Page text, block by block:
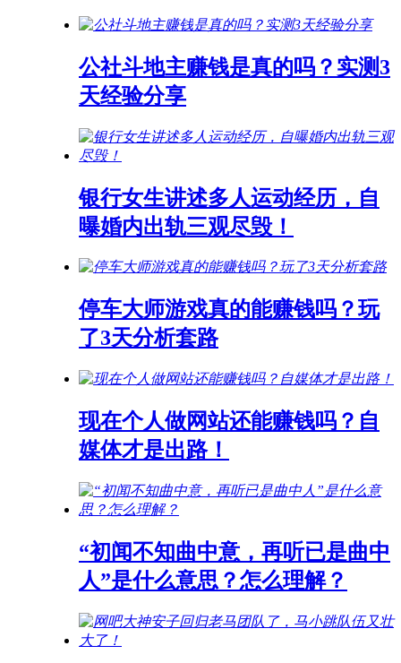
公社斗地主赚钱是真的吗？实测3
天经验分享
银行女生讲述多人运动经历，自
曝婚内出轨三观尽毁！
停车大师游戏真的能赚钱吗？玩
了3天分析套路
现在个人做网站还能赚钱吗？自
媒体才是出路！
“初闻不知曲中意，再听已是曲中
人”是什么意思？怎么理解？